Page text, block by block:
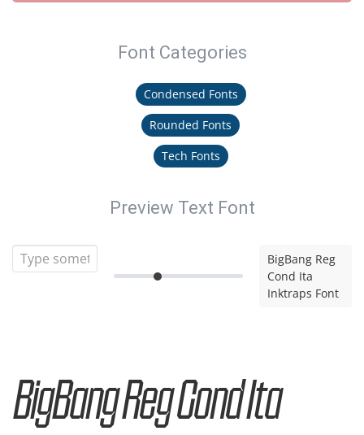
Font Categories
Condensed Fonts
Rounded Fonts
Tech Fonts
Preview Text Font
BigBang Reg
Cond Ita
Inktraps Font
BigBang Reg Cond Ita